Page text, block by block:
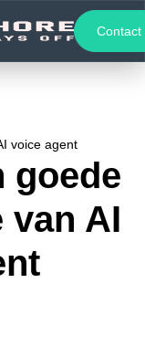
Contact
voice agent
goede
van AI